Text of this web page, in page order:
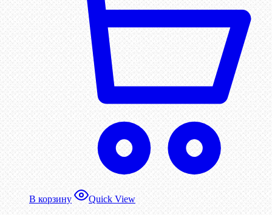
В корзину Quick View